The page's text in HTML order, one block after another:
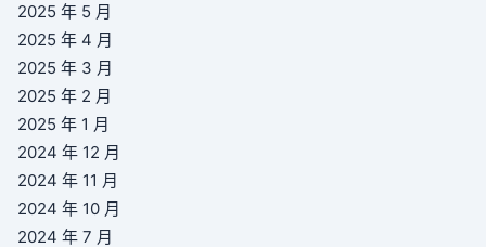
2025 年 5 月
2025 年 4 月
2025 年 3 月
2025 年 2 月
2025 年 1 月
2024 年 12 月
2024 年 11 月
2024 年 10 月
2024 年 7 月